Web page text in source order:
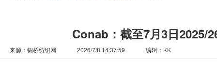
Conab：截至7月3日2025/
来源：锦桥纺织网 2026/7/8 14:37:59 编辑：KK